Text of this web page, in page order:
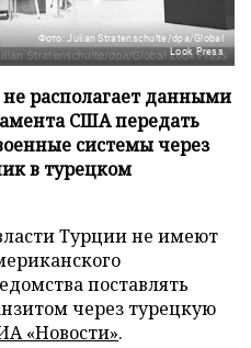
Фото: Julian Stratenschulte/dpa/Global
Look Press
располагает данными
США передать
системы через
в турецком
Турции не имеют
поставлять
через турецкую
«Новости».